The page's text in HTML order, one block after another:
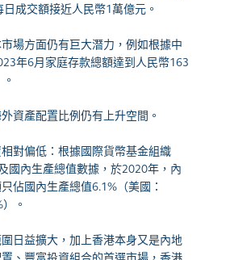
成交額接近人民幣1萬億元。
場方面仍有巨大潛力，例如根據中
年6月家庭存款總額達到人民幣163
資產配置比例仍有上升空間。
對偏低：根據國際貨幣基金組織
國內生產總值數據，於2020年，內
佔國內生產總值6.1%（美國：
。
日益擴大，加上香港本身又是內地